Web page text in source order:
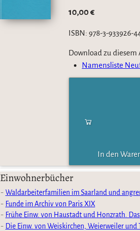
10,00 €
ISBN: 978-3-933926-
Download zu diesem
Namensliste
In den
Einwohnerbücher
Waldarbeiterfamilien im Saarland und
Funde im Archiv von Paris XIX
Frühe Einw. von Haustadt und Honzrath.
Die Einw. von Weiskirchen, Weierweiler und